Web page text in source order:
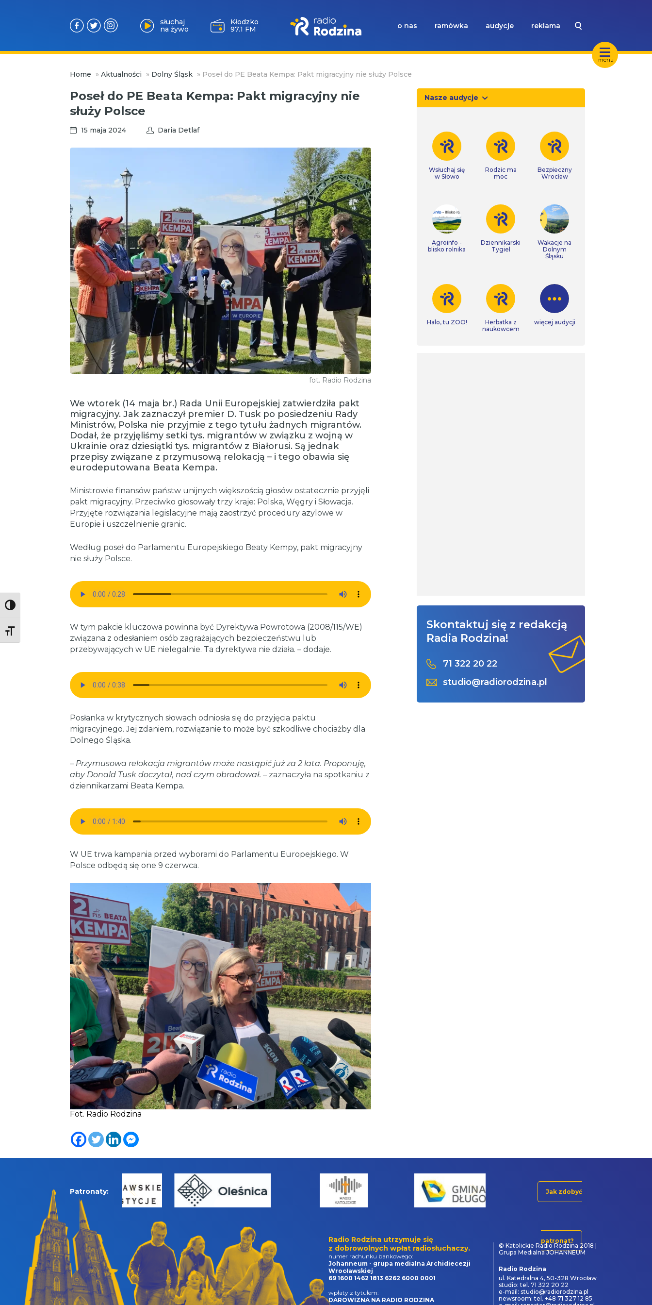
Toggle High Contrast
Toggle Font size
menu
słuchaj
na żywo
Wołów
99.6 FM
o nas ramówka audycje reklama
Home » Aktualności » Dolny Śląsk » Poseł do PE Beata Kempa: Pakt migracyjny nie służy Polsce
Poseł do PE Beata Kempa: Pakt migracyjny nie
służy Polsce
15 maja 2024 Daria Detlaf
fot. Radio Rodzina
We wtorek (14 maja br.) Rada Unii Europejskiej zatwierdziła pakt
migracyjny. Jak zaznaczył premier D. Tusk po posiedzeniu Rady
Ministrów, Polska nie przyjmie z tego tytułu żadnych migrantów.
Dodał, że przyjęliśmy setki tys. migrantów w związku z wojną w
Ukrainie oraz dziesiątki tys. migrantów z Białorusi. Są jednak
przepisy związane z przymusową relokacją – i tego obawia się
eurodeputowana Beata Kempa.
Ministrowie finansów państw unijnych większością głosów ostatecznie przyjęli
pakt migracyjny. Przeciwko głosowały trzy kraje: Polska, Węgry i Słowacja.
Przyjęte rozwiązania legislacyjne mają zaostrzyć procedury azylowe w
Europie i uszczelnienie granic.
Według poseł do Parlamentu Europejskiego Beaty Kempy, pakt migracyjny
nie służy Polsce.
W tym pakcie kluczowa powinna być Dyrektywa Powrotowa (2008/115/WE)
związana z odesłaniem osób zagrażających bezpieczeństwu lub
przebywających w UE nielegalnie. Ta dyrektywa nie działa. – dodaje.
Posłanka w krytycznych słowach odniosła się do przyjęcia paktu
migracyjnego. Jej zdaniem, rozwiązanie to może być szkodliwe chociażby dla
Dolnego Śląska.
– Przymusowa relokacja migrantów może nastąpić już za 2 lata. Proponuję,
aby Donald Tusk doczytał, nad czym obradował. – zaznaczyła na spotkaniu z
dziennikarzami Beata Kempa.
W UE trwa kampania przed wyborami do Parlamentu Europejskiego. W
Polsce odbędą się one 9 czerwca.
Fot. Radio Rodzina
Nasze audycje
Wsłuchaj się
w Słowo
Rodzic ma
moc
Bezpieczny
Wrocław
Agroinfo -
blisko rolnika
Dziennikarski
Tygiel
Wakacje na
Dolnym
Śląsku
Halo, tu ZOO!
Herbatka z
naukowcem
więcej audycji
Skontaktuj się z redakcją
Radia Rodzina!
71 322 20 22
studio@radiorodzina.pl
Patronaty: Jak zdobyć
patronat?
Radio Rodzina utrzymuje się
z dobrowolnych wpłat radiosłuchaczy.
numer rachunku bankowego:
Johanneum - grupa medialna Archidiecezji
Wrocławskiej
69 1600 1462 1813 6262 6000 0001
wpłaty z tytułem:
DAROWIZNA NA RADIO RODZINA
© Katolickie Radio Rodzina 2018 |
Grupa Medialna JOHANNEUM
Radio Rodzina
ul. Katedralna 4, 50-328 Wrocław
studio: tel. 71 322 20 22
e-mail: studio@radiorodzina.pl
newsroom: tel. +48 71 327 12 85